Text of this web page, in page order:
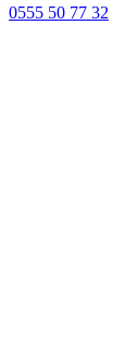
0555 50 77 32